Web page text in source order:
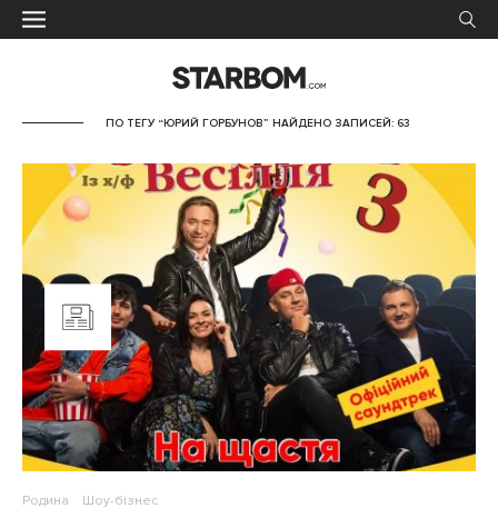
ПО ТЕГУ “ЮРИЙ ГОРБУНОВ” НАЙДЕНО ЗАПИСЕЙ: 63
Родина Шоу-бізнес